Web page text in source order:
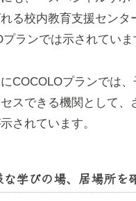
る校内教育支援センタ
プランでは示されていま
COCOLOプランでは
スできる機関として、
されています。
な学びの場、居場所を